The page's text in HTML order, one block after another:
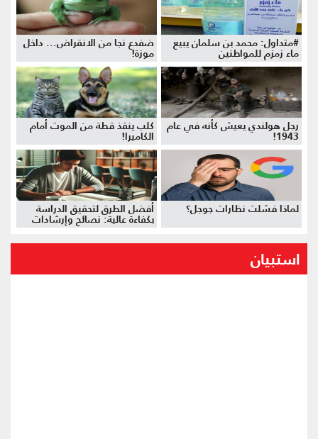
#متداول: محمد بن سلمان يبيع
ماء زمزم للمواطنين
ضفدع نجا من الانقراض... داخل
موزة!
رجل هولندي يعيش كأنه في عام
1943!
كلب ينقذ قطة من الموت أمام
الكاميرا!
لماذا فشلت نظارات جوجل؟ أفضل الطرق لتحقيق الدراسة
بكفاءة عالية: نصائح وإرشادات
استبيان